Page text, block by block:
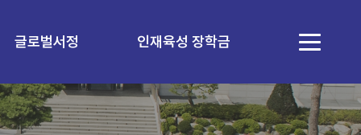
글로벌서정 인재육성 장학금